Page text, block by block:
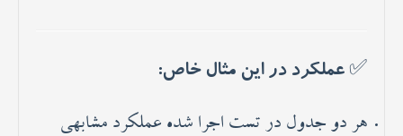
✅ عملکرد در این مثال خاص:
هر دو جدول در تست اجرا شده عملکرد مشابهی